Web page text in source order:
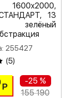
1600х2000,
13
зелёный
255427
(5)
Р
-25 %
155 190